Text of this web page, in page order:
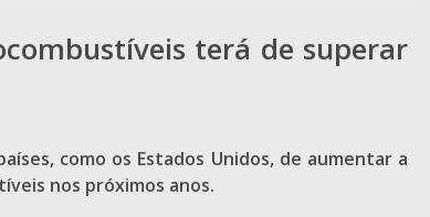
terá de superar
como os Estados Unidos, de aumentar a
nos próximos anos.